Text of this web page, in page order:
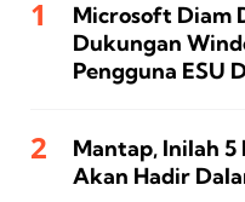
Microsoft Diam
Dukungan
Pengguna ESU
Mantap, Inilah 5
Akan Hadir